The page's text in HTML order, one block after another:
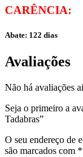
CARÊNCIA:
Abate: 122 dias
Avaliações
Não há avaliações
Seja o primeiro a
Tadabras”
O seu endereço de
são marcados com *